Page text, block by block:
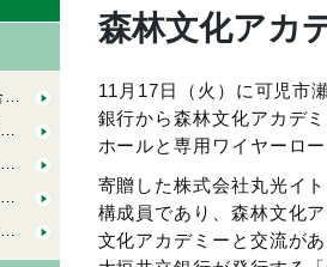
森林文化アカ
11月17日（火）に可児市
銀行から森林文化アカデ
ホールと専用ワイヤーロ
寄贈した株式会社丸光イ
構成員であり、森林文化
文化アカデミーと交流が